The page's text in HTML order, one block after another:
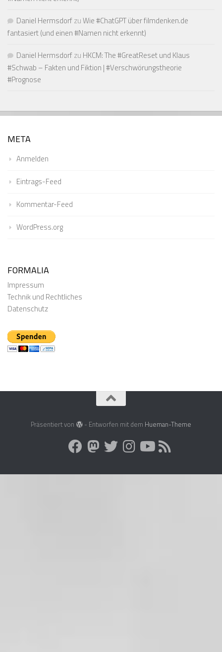
Daniel HermsdorfzuWie #ChatGPT über filmdenken.de
fantasiert (und einen #Namen nicht erkennt)
Daniel Hermsdorfzu HKCM: The #GreatReset und Klaus
#Schwab – Fakten und Fiktion | #Verschwörungstheorie
#Prognose
META
Anmelden
Eintrags-Feed
Kommentar-Feed
WordPress.org
FORMALIA
Impressum
Technik und Rechtliches
Datenschutz
Präsentiert von - Entworfen mit dem Hueman-Theme